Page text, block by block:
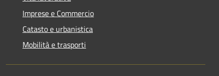
Imprese e Commercio
Catasto e urbanistica
Mobilità e trasporti